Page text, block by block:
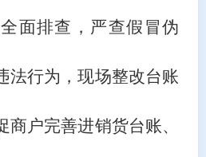
面排查，严查假冒伪
法行为，现场整改台账
户完善进销货台账、